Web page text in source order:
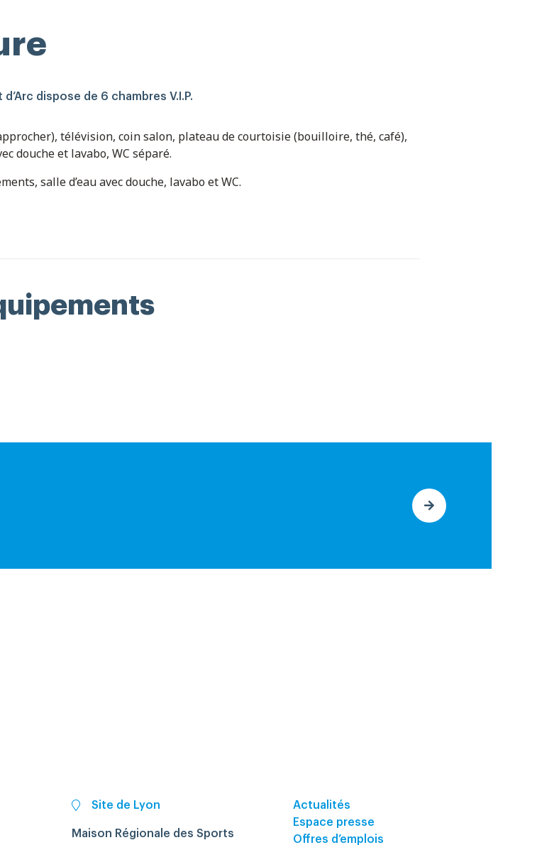
dispose de 6 chambres V.I.P.
télévision, coin salon, plateau de courtoisie (bouilloire, thé, café),
douche et lavabo, WC séparé.
salle d’eau avec douche, lavabo et WC.
Site de Lyon
Maison Régionale des Sports
Actualités
Espace presse
Offres d’emplois